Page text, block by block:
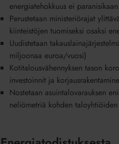
energiatehokkuus ei paranisikaan.
Perustetaan ministeriörajat
kiinteistöjen tuomiseksi osaksi
Uudistetaan
miljoonaa euroa/vuosi)
Kotitalousvähennyksen tason
investoinnit ja
Nostetaan asuintalovarauksen
neliömetriä kohden